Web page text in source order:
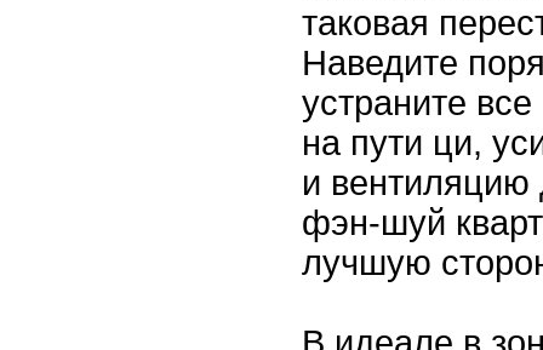
таковая
Наведите
устраните
на пути ци,
и вентиляцию
фэн-шуй
лучшую